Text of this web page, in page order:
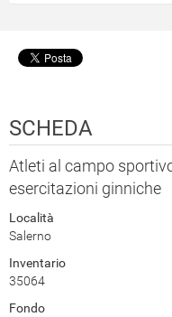
SCHEDA
Atleti al campo
esercitazioni ginniche
Località
Salerno
Inventario
35064
Fondo